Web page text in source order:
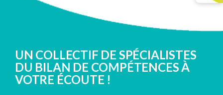
UN COLLECTIF DE SPÉCIALISTES
DU BILAN DE COMPÉTENCES À
VOTRE ÉCOUTE !